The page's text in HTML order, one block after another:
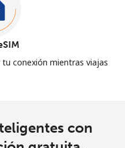
conexión mientras viajas
con